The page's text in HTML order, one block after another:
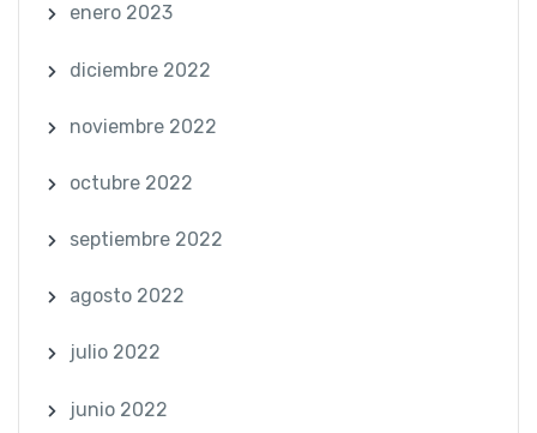
enero 2023
diciembre 2022
noviembre 2022
octubre 2022
septiembre 2022
agosto 2022
julio 2022
junio 2022